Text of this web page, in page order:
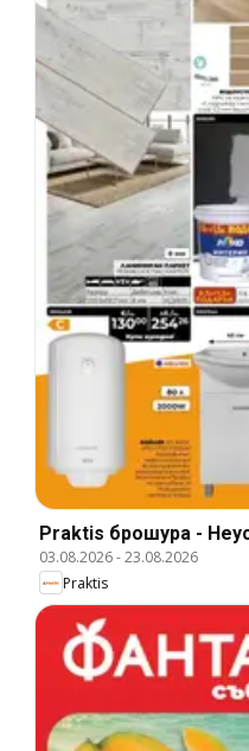
Praktis брошура -
03.08.2026-23.08.2026
Praktis